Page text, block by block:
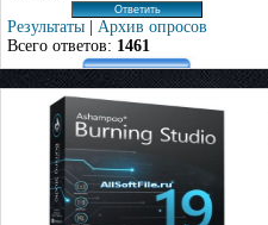
Результаты | Архив опросов
Всего ответов: 1461